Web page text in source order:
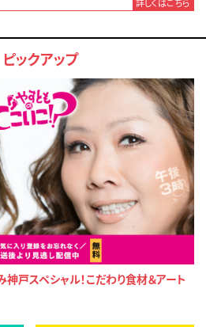
詳しくはこちら
ピックアップ
神戸スペシャル！こだわり食材＆アート